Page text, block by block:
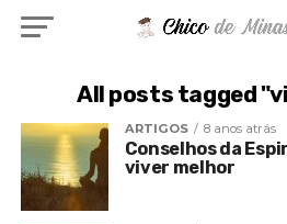
All posts tagged
ARTIGOS 8 anos atrás
Conselhos da
viver melhor